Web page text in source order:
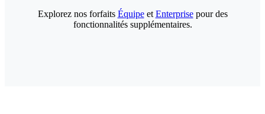
Explorez nos forfaits Équipeet Enterprisepour des
fonctionnalités supplémentaires.